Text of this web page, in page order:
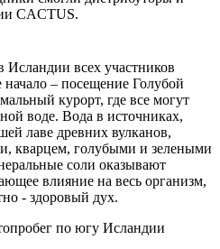
CACTUS.
всех участников
начало – посещение Голубой
курорт, где все могут
воде. Вода в источниках,
лаве древних вулканов,
кварцем, голубыми и зелеными
соли оказывают
влияние на весь организм,
- здоровый дух.